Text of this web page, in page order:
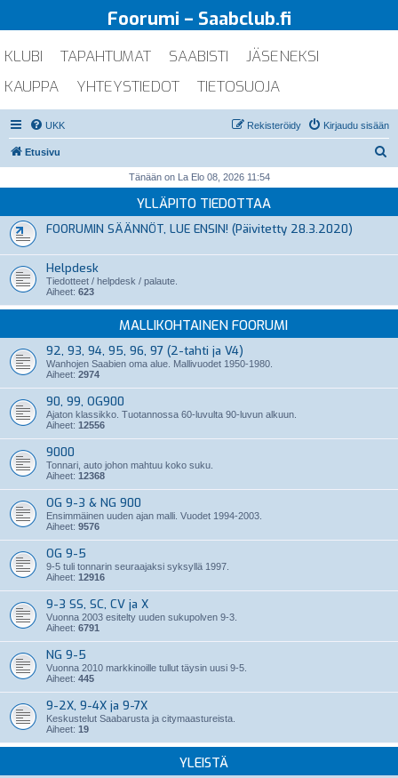
Foorumi – Saabclub.fi
KLUBI TAPAHTUMAT SAABISTI
JÄSENEKSI
KAUPPA
YHTEYSTIEDOT TIETOSUOJA
UKK Kirjaudu sisään
Rekisteröidy
Etusivu
i
Tänään on La Elo 08, 2026 11:54
YLLÄPITO TIEDOTTAA
FOORUMIN SÄÄNNÖT, LUE ENSIN! (Päivitetty 28.3.2020)
Helpdesk
Tiedotteet / helpdesk / palaute.
Aiheet: 623
MALLIKOHTAINEN FOORUMI
92, 93, 94, 95, 96, 97 (2-tahti ja V4)
Wanhojen Saabien oma alue. Mallivuodet 1950-1980.
Aiheet: 2974
90, 99, OG900
Ajaton klassikko. Tuotannossa 60-luvulta 90-luvun alkuun.
Aiheet: 12556
9000
Tonnari, auto johon mahtuu koko suku.
Aiheet: 12368
OG 9-3 & NG 900
Ensimmäinen uuden ajan malli. Vuodet 1994-2003.
Aiheet: 9576
OG 9-5
9-5 tuli tonnarin seuraajaksi syksyllä 1997.
Aiheet: 12916
9-3 SS, SC, CV ja X
Vuonna 2003 esitelty uuden sukupolven 9-3.
Aiheet: 6791
NG 9-5
Vuonna 2010 markkinoille tullut täysin uusi 9-5.
Aiheet: 445
9-2X, 9-4X ja 9-7X
Keskustelut Saabarusta ja citymaastureista.
Aiheet: 19
YLEISTÄ